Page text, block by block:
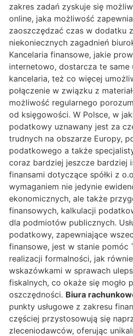
zakres zadań zyskuje się
online, jaka możliwość
zaoszczędzać czas w dodatku
niekoniecznych zagadnień
Kancelaria finansowe, jakie
internetowo, dostarcza te same
kancelaria, też co więcej
połączenie w związku z
możliwość regularnego
od księgowości. W Polsce, w
podatkowy uznawany jest za
trudnych na obszarze Europy,
podatkowego a także
coraz bardziej jeszcze bardziej
finansami dotyczące spółki z
wymaganiem nie jedynie
ekonomicznych, ale także
finansowych, kalkulacji
dla podmiotów publicznych.
podatkowy, zapewniające
finansowe, jest w stanie pomóc
realizacji formalności, jak
wskazówkami w sprawach
fiskalnych, co okaże się mogło
oszczędności. Biura
punkty usługowe z zakresu
częściej przystosowują się
zleceniodawców, oferując